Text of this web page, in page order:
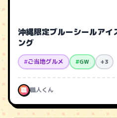
沖縄限定ブルーシールアイ
ング
#ご当地グルメ #GW +3
職 職人くん